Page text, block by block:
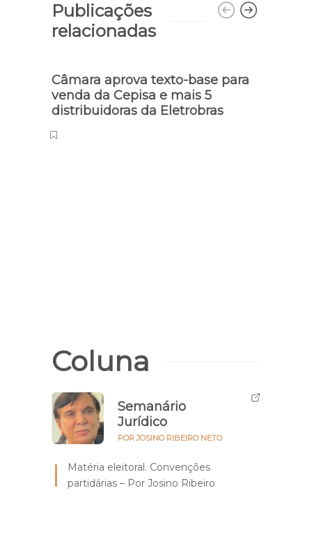
Publicações
relacionadas
Câmara aprova texto-base para
venda da Cepisa e mais 5
distribuidoras da Eletrobras
Coluna
Semanário
Jurídico
POR JOSINO RIBEIRO NETO
Matéria eleitoral. Convenções
partidárias – Por Josino Ribeiro